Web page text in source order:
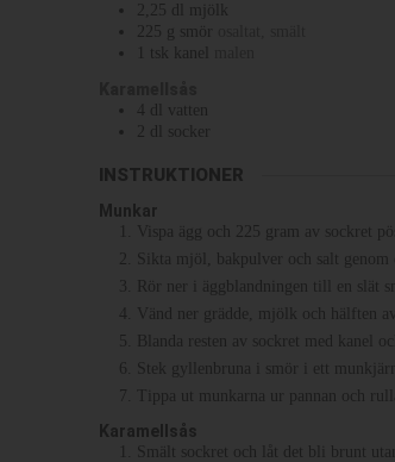
2,25 dl
mjölk
225 g smör
tsk kanel
4 dl
vatten
2 dl socker
INSTRUKTIONER
Munkar
Vispa ägg och 225 gram av sockret
Sikta mjöl, bakpulver och salt genom
Rör ner i äggblandningen till en slät
Vänd ner grädde, mjölk och hälften
Blanda resten av sockret med kanel
Stek gyllenbruna i smör i ett
Tippa ut munkarna ur pannan och
Karamellsås
Smält sockret och låt det bli brunt utan